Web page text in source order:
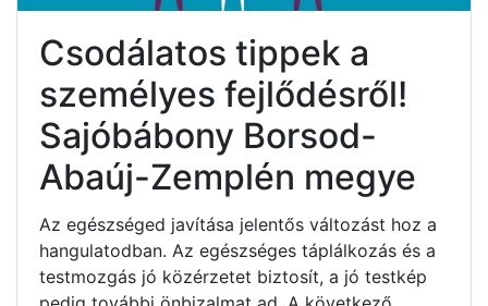
Csodálatos tippek a
személyes fejlődésről!
Sajóbábony Borsod-
Abaúj-Zemplén megye
Az egészséged javítása jelentős változást hoz a
hangulatodban. Az egészséges táplálkozás és a
testmozgás jó közérzetet biztosít, a jó testkép